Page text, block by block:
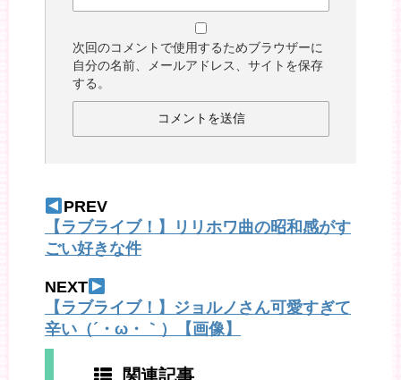
次回のコメントで使用するためブラウザーに
自分の名前、メールアドレス、サイトを保存
する。
PREV
【ラブライブ！】リリホワ曲の昭和感がす
ごい好きな件
NEXT
【ラブライブ！】ジョルノさん可愛すぎて
辛い（´・ω・｀）【画像】
関連記事